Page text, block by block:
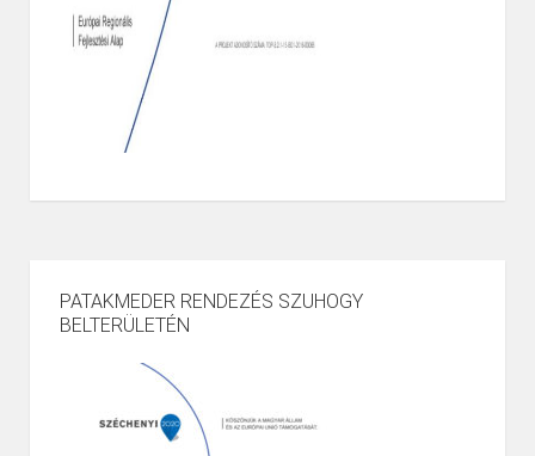
PATAKMEDER RENDEZÉS SZUHOGY
BELTERÜLETÉN